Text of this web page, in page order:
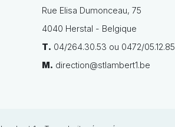
Rue Elisa Dumonceau, 75
4040 Herstal - Belgique
T. 04/264.30.53 ou 0472/05.12.85
M. direction@stlambert1.be